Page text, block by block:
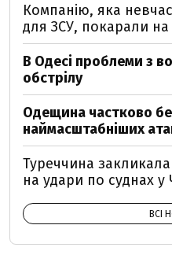
Компанію, яка
для ЗСУ, покарали на
В Одесі проблеми з
обстрілу
Одещина частково без
наймасштабніших
Туреччина
на удари по суднах
ВСІ